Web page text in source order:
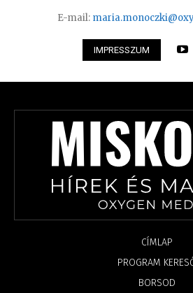
E-mail:
IMPRESSZUM
CÍMLAP
PROGRAM
BORSOD